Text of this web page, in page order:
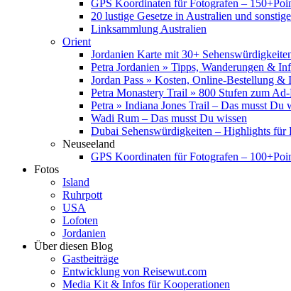
GPS Koordinaten für Fotografen –
20 lustige Gesetze in Australien und
Linksammlung Australien
Orient
Jordanien Karte mit 30+
Petra Jordanien » Tipps, Wanderungen &
Jordan Pass » Kosten, Online-Bestellung &
Petra Monastery Trail » 800 Stufen zum
Petra » Indiana Jones Trail – Das musst Du
Wadi Rum – Das musst Du wissen
Dubai Sehenswürdigkeiten – Highlights für
Neuseeland
GPS Koordinaten für Fotografen –
Fotos
Island
Ruhrpott
USA
Lofoten
Jordanien
Über diesen Blog
Gastbeiträge
Entwicklung von Reisewut.com
Media Kit & Infos für Kooperationen